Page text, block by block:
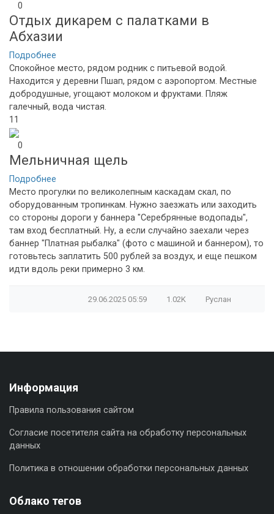
0
Отдых дикарем с палатками в
Абхазии
Подробнее
Спокойное место, рядом родник с питьевой водой.
Находится у деревни Пшап, рядом с аэропортом. Местные
добродушные, угощают молоком и фруктами. Пляж
галечный, вода чистая.
11
0
Мельничная щель
Подробнее
Место прогулки по великолепным каскадам скал, по
оборудованным тропинкам. Нужно заезжать или заходить
со стороны дороги у баннера "Серебрянные водопады",
там вход бесплатный. Ну, а если случайно заехали через
баннер "Платная рыбалка" (фото с машиной и баннером), то
готовьтесь заплатить 500 рублей за воздух, и еще пешком
идти вдоль реки примерно 3 км.
29.06.2025 05:59 1.02K Руслан
Информация
Правила пользования сайтом
Согласие посетителя сайта на обработку персональных
данных
Политика в отношении обработки персональных данных
Облако тегов